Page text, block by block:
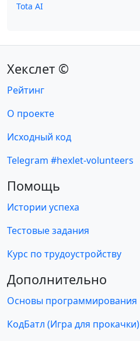
Tota AI
Хекслет ©
Рейтинг
О проекте
Исходный код
Telegram #hexlet-volunteers
Помощь
Истории успеха
Тестовые задания
Курс по трудоустройству
Дополнительно
Основы программирования
КодБатл (Игра для прокачки)